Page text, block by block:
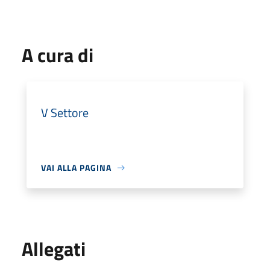
A cura di
V Settore
VAI ALLA PAGINA
Allegati